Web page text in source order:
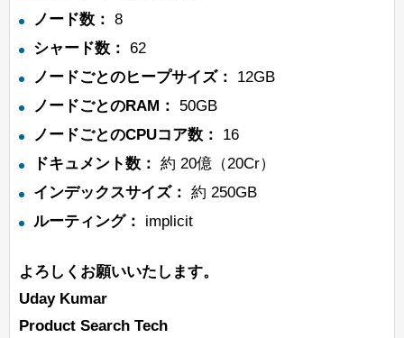
ノード数： 8
シャード数： 62
ノードごとのヒープサイズ：
12GB
ノードごとのRAM：
50GB
ノードごとのCPUコア数：
16
ドキュメント数： 約 20億（20Cr）
インデックスサイズ： 約 250GB
ルーティング：
implicit
よろしくお願いいたします。
Uday Kumar
Product Search Tech